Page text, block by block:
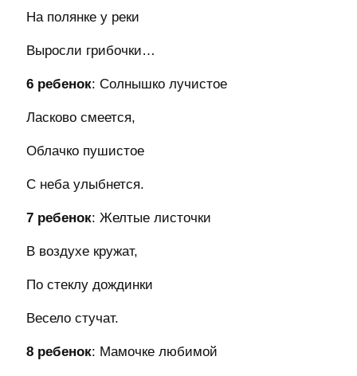
На полянке у реки
Выросли грибочки…
6 ребенок: Солнышко лучистое
Ласково смеется,
Облачко пушистое
C неба улыбнется.
7 ребенок: Желтые листочки
В воздухе кружат,
По стеклу дождинки
Весело стучат.
8 ребенок: Мамочке любимой